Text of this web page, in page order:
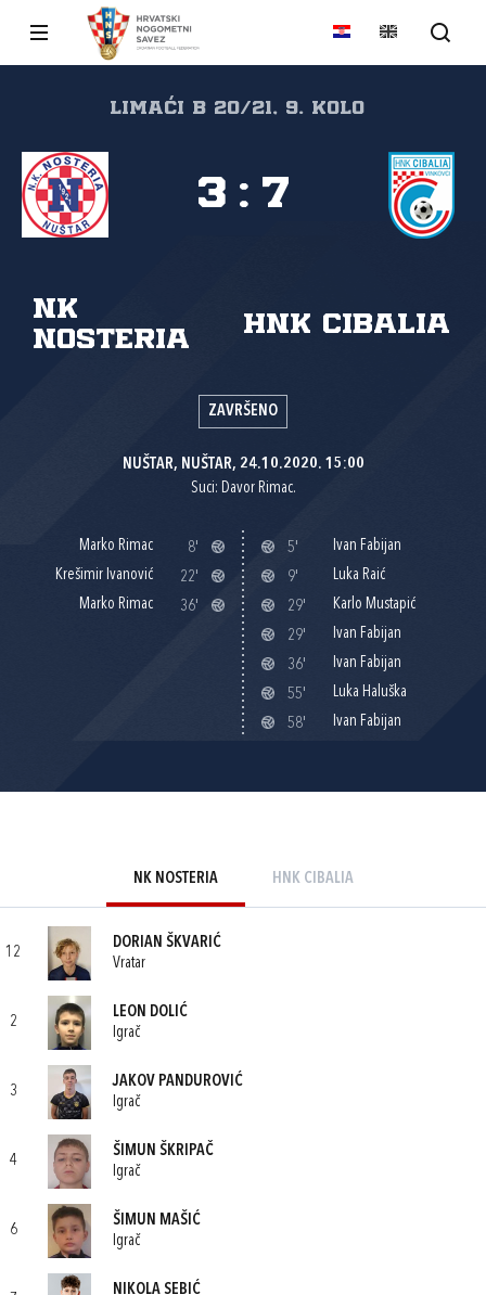
limaći B 20/21, 9. kolo
NK
Nosteria
HNK Cibalia
3 : 7
ZAVRŠENO
NUŠTAR, NUŠTAR, 24.10.2020. 15:00
Suci: Davor Rimac.
Marko Rimac
8'
Krešimir Ivanović
22'
Marko Rimac
36'
5'
Ivan Fabijan
9'
Luka Raić
29'
Karlo Mustapić
29'
Ivan Fabijan
36'
Ivan Fabijan
55'
Luka Haluška
58'
Ivan Fabijan
NK NOSTERIA HNK CIBALIA
12
DORIAN ŠKVARIĆ
Vratar
2
LEON DOLIĆ
Igrač
3
JAKOV PANDUROVIĆ
Igrač
4
ŠIMUN ŠKRIPAČ
Igrač
6
ŠIMUN MAŠIĆ
Igrač
NIKOLA SEBIĆ